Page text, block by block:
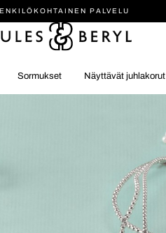
PALVELU
Sormukset Näyttävät juhlakorut